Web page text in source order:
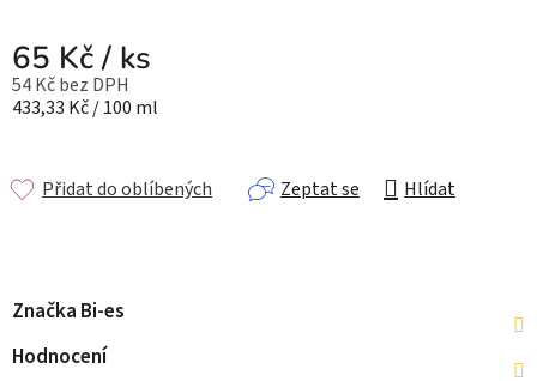
65 Kč/ ks
54 Kč bez DPH
Měrná cena:
433,33 Kč / 100 ml
Zeptat se Hlídat
Přidat do oblíbených
Značka Bi-es
Hodnocení